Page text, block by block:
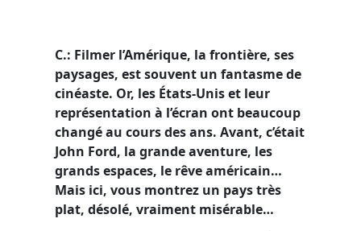
C.: Filmer l’Amérique, la frontière, ses
paysages, est souvent un fantasme de
cinéaste. Or, les États-Unis et leur
représentation à l’écran ont beaucoup
changé au cours des ans. Avant, c’était
John Ford, la grande aventure, les
grands espaces, le rêve américain…
Mais ici, vous montrez un pays très
plat, désolé, vraiment misérable…